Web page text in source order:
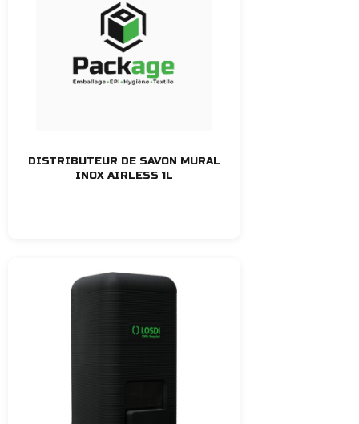
DISTRIBUTEUR DE SAVON MURAL
INOX AIRLESS 1L